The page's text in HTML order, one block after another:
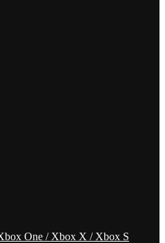
One / Xbox X / Xbox S